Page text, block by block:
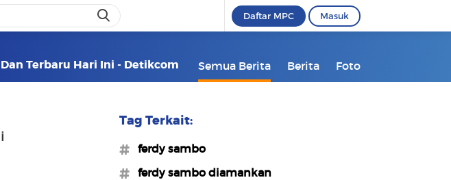
Daftar MPC Masuk
Terbaru Hari Ini - Detikcom Semua Berita Berita Foto
Tag Terkait:
#ferdy sambo
#ferdy sambo diamankan